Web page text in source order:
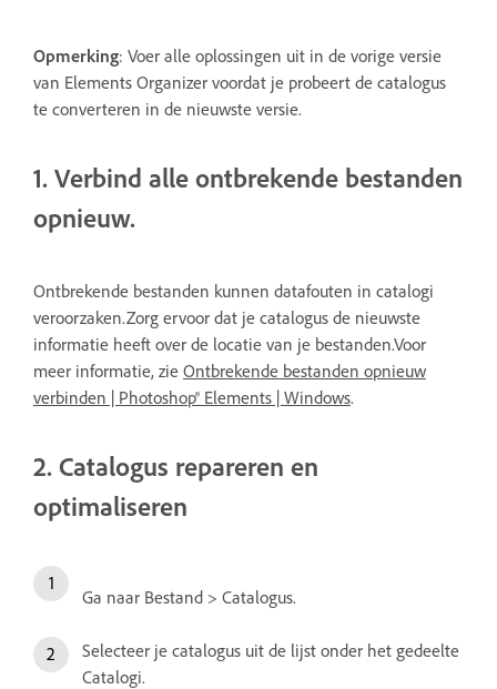
Opmerking: Voer alle oplossingen uit in de vorige versie
van Elements Organizer voordat je probeert de catalogus
te converteren in de nieuwste versie.
1. Verbind alle ontbrekende bestanden
opnieuw.
Ontbrekende bestanden kunnen datafouten in catalogi
veroorzaken.Zorg ervoor dat je catalogus de nieuwste
informatie heeft over de locatie van je bestanden.Voor
meer informatie, zie Ontbrekende bestanden opnieuw
verbinden | Photoshop® Elements | Windows.
2. Catalogus repareren en
optimaliseren
Ga naar Bestand > Catalogus.
Selecteer je catalogus uit de lijst onder het gedeelte
Catalogi.